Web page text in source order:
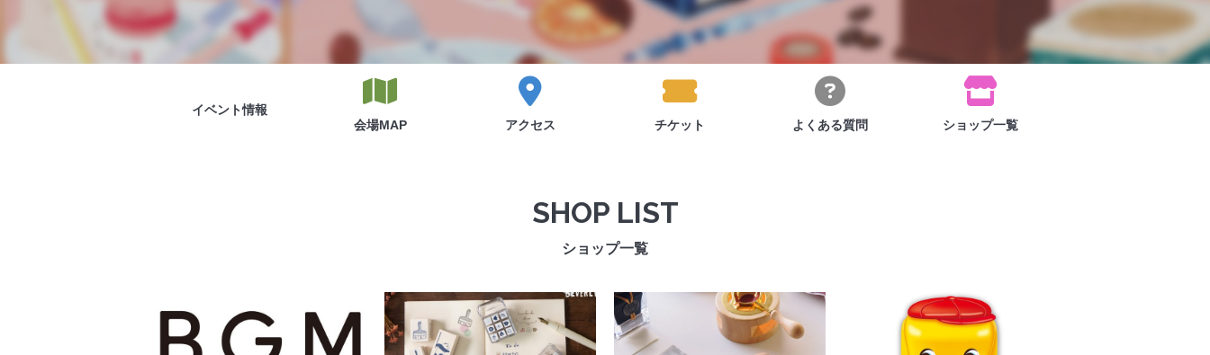
イベント情報
会場MAP アクセス チケット よくある質問 ショップ一覧
SHOP LIST
ショップ一覧